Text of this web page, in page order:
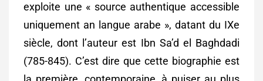
exploite une « source authentique accessible
uniquement an langue arabe », datant du IXe
siècle, dont l’auteur est Ibn Sa’d el Baghdadi
(785-845). C’est dire que cette biographie est